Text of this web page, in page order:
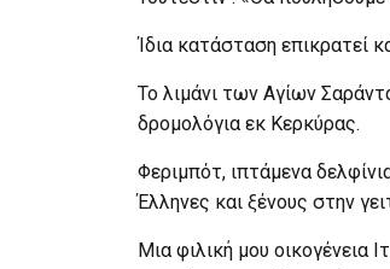
Ίδια κατάσταση επικρατεί
Το λιμάνι των Αγίων
δρομολόγια εκ Κερκύρας.
Φεριμπότ, ιπτάμενα
Έλληνες και ξένους στην
Μια φιλική μου